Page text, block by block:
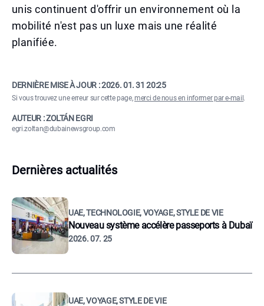
unis continuent d'offrir un environnement où la
mobilité n'est pas un luxe mais une réalité
planifiée.
DERNIÈRE MISE À JOUR :2026. 01. 31 20:25
Si vous trouvez une erreur sur cette page,merci de nous en informer par e-mail .
AUTEUR : ZOLTÁN EGRI
egri.zoltan@dubainewsgroup.com
Dernières actualités
UAE, TECHNOLOGIE, VOYAGE, STYLE DE VIE
Nouveau système accélère passeports à Dubaï
2026. 07. 25
UAE, VOYAGE, STYLE DE VIE